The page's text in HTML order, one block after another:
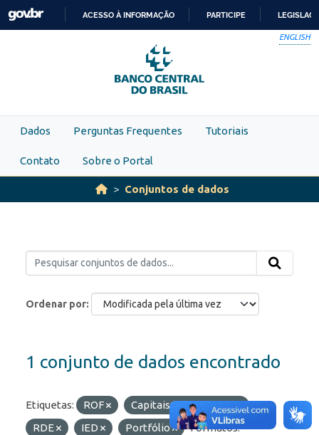
Skip to main content
PARA
O
CONTEÚDO
ACESSO À INFORMAÇÃO PARTICIPE
ENGLISH
Dados Perguntas Frequentes Tutoriais
Contato Sobre o Portal
Conjuntos de dados
Ordenar por
1 conjunto de dados encontrado
Etiquetas: ROF
Capitais Estrangeiros
RDE
IED Portfólio
Formatos: